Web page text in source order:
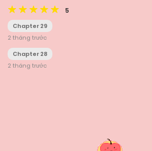
5
Chapter 29
2 tháng trước
Chapter 28
2 tháng trước